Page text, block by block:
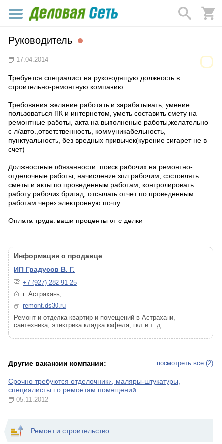
Руководитель
17.04.2014
Требуется специалист на руководящую должность в
строительно-ремонтную компанию.
Требования:желание работать и зарабатывать, умение
пользоваться ПК и интернетом, уметь составить смету на
ремонтные работы, акта на выполненые работы,желательно
с л/авто.,ответственность, коммуникабельность,
пунктуальность, без вредных привычек(курение сигарет не в
счет)
Должностные обязанности: поиск рабочих на ремонтно-
отделочные работы, начисление зпл рабочим, состовлять
сметы и акты по проведенным работам, контролировать
работу рабочих бригад, отсылать отчет по проведенным
работам через электронную почту
Оплата труда: ваши проценты от с делки
Информация о продавце
ИП Градусов В. Г.
+7 (927) 282-91-25
г. Астрахань,
remont.ds30.ru
Ремонт и отделка квартир и помещений в Астрахани,
сантехника, электрика кладка кафеля, гкл и т. д
посмотреть все (2)
Другие вакансии компании:
Срочно требуются отделочники, маляры-штукатуры,
специалисты по ремонтам помещений.
05.11.2012
Ремонт и строительство